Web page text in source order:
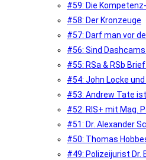
#59: Die
#58: Der Kronzeuge
#57: Darf man vor
#56: Sind
#55: RSa & RSb
#54: John Locke
#53: Andrew Tate
#52: RIS+ mit Mag.
#51: Dr. Alexander
#50: Thomas
#49: Polizeijurist Dr.